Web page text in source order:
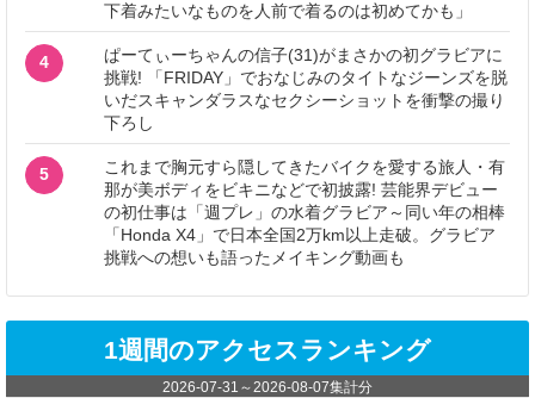
下着みたいなものを人前で着るのは初めてかも」
4
ぱーてぃーちゃんの信子(31)がまさかの初グラビアに
挑戦! 「FRIDAY」でおなじみのタイトなジーンズを脱
いだスキャンダラスなセクシーショットを衝撃の撮り
下ろし
5
これまで胸元すら隠してきたバイクを愛する旅人・有
那が美ボディをビキニなどで初披露! 芸能界デビュー
の初仕事は「週プレ」の水着グラビア～同い年の相棒
「Honda X4」で日本全国2万km以上走破。グラビア
挑戦への想いも語ったメイキング動画も
1週間のアクセスランキング
2026-07-31 ～2026-08-07集計分